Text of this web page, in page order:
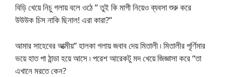
বিড়ি খেয়ে নিচু গলায় বলে ওঠে ” তুই কি মাগী নিয়েও ব্যবসা শুরু করে
উউউক চিস নাকি ছিনাল! এরা কারা?”
আমার সাহেবের আত্মীয়” হালকা গলায় জবাব দেয় মিতালী ৷ মিতালীর পূর্ণিমার
ভয়ে হাত পা ঠান্ডা হয়ে আসে ৷ পরেশ আরেকটু মদ খেয়ে জিজ্ঞাসা করে “তা
এখানে মরতে কেন?